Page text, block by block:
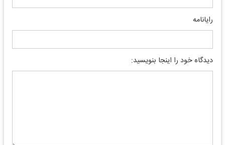
رایانامه
دیدگاه خود را اینجا بنویسید: